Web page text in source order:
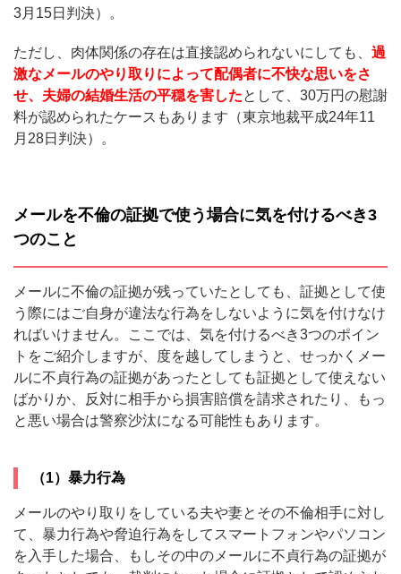
3月15日判決）。
ただし、肉体関係の存在は直接認められないにしても、 過
激なメールのやり取りによって配偶者に不快な思いをさ
せ、夫婦の結婚生活の平穏を害したとして、30万円の慰謝
料が認められたケースもあります（東京地裁平成24年11
月28日判決）。
メールを不倫の証拠で使う場合に気を付けるべき3
つのこと
メールに不倫の証拠が残っていたとしても、証拠として使
う際にはご自身が違法な行為をしないように気を付けなけ
ればいけません。ここでは、気を付けるべき3つのポイン
トをご紹介しますが、度を越してしまうと、せっかくメー
ルに不貞行為の証拠があったとしても証拠として使えない
ばかりか、反対に相手から損害賠償を請求されたり、もっ
と悪い場合は警察沙汰になる可能性もあります。
（1）暴力行為
メールのやり取りをしている夫や妻とその不倫相手に対し
て、暴力行為や脅迫行為をしてスマートフォンやパソコン
を入手した場合、もしその中のメールに不貞行為の証拠が